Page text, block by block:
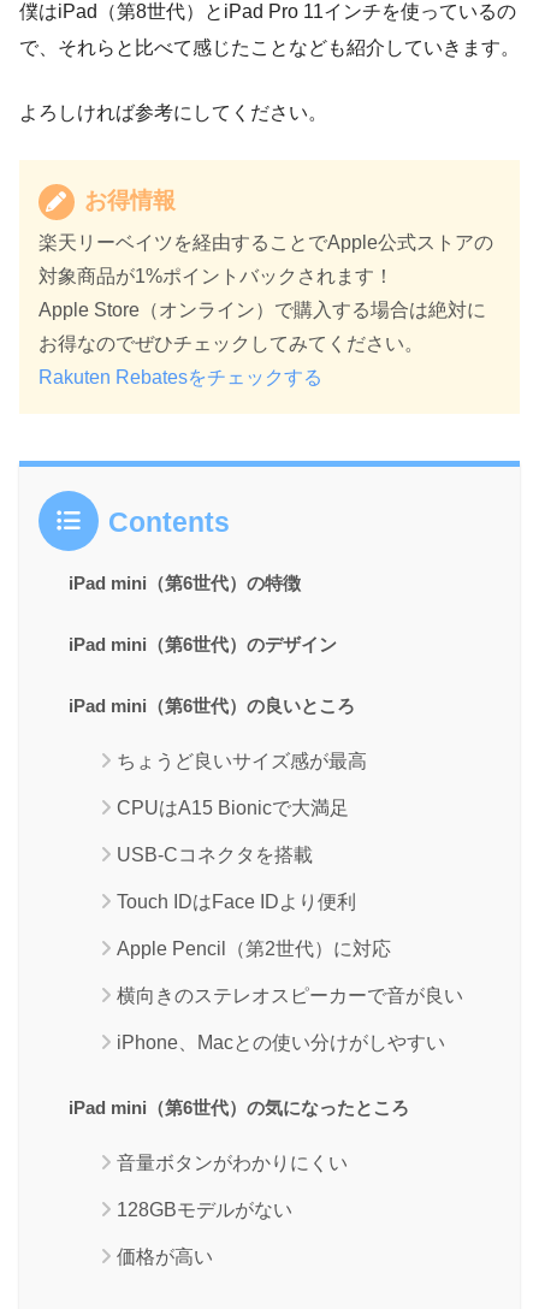
僕はiPad（第8世代）とiPad Pro 11インチを使っているの
で、それらと比べて感じたことなども紹介していきます。
よろしければ参考にしてください。
お得情報
楽天リーベイツを経由することでApple公式ストアの
対象商品が1%ポイントバックされます！
Apple Store（オンライン）で購入する場合は絶対に
お得なのでぜひチェックしてみてください。
Rakuten Rebatesをチェックする
Contents
iPad mini（第6世代）の特徴
iPad mini（第6世代）のデザイン
iPad mini（第6世代）の良いところ
ちょうど良いサイズ感が最高
CPUはA15 Bionicで大満足
USB-Cコネクタを搭載
Touch IDはFace IDより便利
Apple Pencil（第2世代）に対応
横向きのステレオスピーカーで音が良い
iPhone、Macとの使い分けがしやすい
iPad mini（第6世代）の気になったところ
音量ボタンがわかりにくい
128GBモデルがない
価格が高い